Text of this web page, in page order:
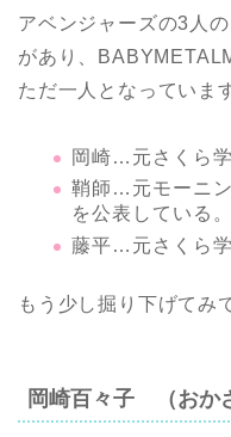
アベンジャーズの3人
があり、
ただ一人となっていま
岡崎…元さくら
鞘師…元モーニ
を公表している。
藤平…元さくら
もう少し掘り下げてみ
岡崎百々子 （おか